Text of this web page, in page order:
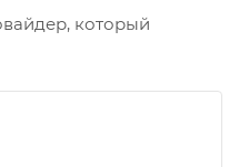
который